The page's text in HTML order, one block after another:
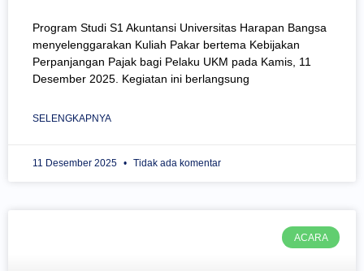
Program Studi S1 Akuntansi Universitas Harapan Bangsa
menyelenggarakan Kuliah Pakar bertema Kebijakan
Perpanjangan Pajak bagi Pelaku UKM pada Kamis, 11
Desember 2025. Kegiatan ini berlangsung
SELENGKAPNYA
11 Desember 2025 Tidak ada komentar
ACARA